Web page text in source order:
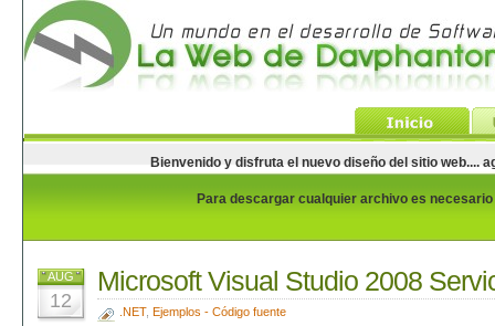
Bienvenido y disfruta el nuevo diseño del sitio web....
Para descargar cualquier archivo es
AUG
12
Microsoft Visual Studio 2008
.NET, Ejemplos - Código fuente